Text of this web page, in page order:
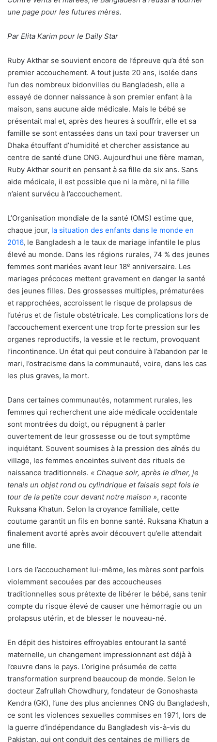
une page pour les futures mères.
Par Elita Karim pour le Daily Star
Ruby Akthar se souvient encore de l’épreuve qu’a été son
premier accouchement. A tout juste 20 ans, isolée dans
l’un des nombreux bidonvilles du Bangladesh, elle a
essayé de donner naissance à son premier enfant à la
maison, sans aucune aide médicale. Mais le bébé se
présentait mal et, après des heures à souffrir, elle et sa
famille se sont entassées dans un taxi pour traverser un
Dhaka étouffant d’humidité et chercher assistance au
centre de santé d’une ONG. Aujourd’hui une fière maman,
Ruby Akthar sourit en pensant à sa fille de six ans. Sans
aide médicale, il est possible que ni la mère, ni la fille
n’aient survécu à l’accouchement.
L’Organisation mondiale de la santé (OMS) estime que,
chaque jour, la situation des enfants dans le monde en
2016, le Bangladesh a le taux de mariage infantile le plus
élevé au monde. Dans les régions rurales, 74 % des jeunes
femmes sont mariées avant leur 18e anniversaire. Les
mariages précoces mettent gravement en danger la santé
des jeunes filles. Des grossesses multiples, prématurées
et rapprochées, accroissent le risque de prolapsus de
l’utérus et de fistule obstétricale. Les complications lors de
l’accouchement exercent une trop forte pression sur les
organes reproductifs, la vessie et le rectum, provoquant
l’incontinence. Un état qui peut conduire à l’abandon par le
mari, l’ostracisme dans la communauté, voire, dans les cas
les plus graves, la mort.
Dans certaines communautés, notamment rurales, les
femmes qui recherchent une aide médicale occidentale
sont montrées du doigt, ou répugnent à parler
ouvertement de leur grossesse ou de tout symptôme
inquiétant. Souvent soumises à la pression des aînés du
village, les femmes enceintes suivent des rituels de
naissance traditionnels. « Chaque soir, après le dîner, je
tenais un objet rond ou cylindrique et faisais sept fois le
tour de la petite cour devant notre maison », raconte
Ruksana Khatun. Selon la croyance familiale, cette
coutume garantit un fils en bonne santé. Ruksana Khatun a
finalement avorté après avoir découvert qu’elle attendait
une fille.
Lors de l’accouchement lui-même, les mères sont parfois
violemment secouées par des accoucheuses
traditionnelles sous prétexte de libérer le bébé, sans tenir
compte du risque élevé de causer une hémorragie ou un
prolapsus utérin, et de blesser le nouveau-né.
En dépit des histoires effroyables entourant la santé
maternelle, un changement impressionnant est déjà à
l’œuvre dans le pays. L’origine présumée de cette
transformation surprend beaucoup de monde. Selon le
docteur Zafrullah Chowdhury, fondateur de Gonoshasta
Kendra (GK), l’une des plus anciennes ONG du Bangladesh,
ce sont les violences sexuelles commises en 1971, lors de
la guerre d’indépendance du Bangladesh vis-à-vis du
Pakistan, qui ont conduit des centaines de milliers de